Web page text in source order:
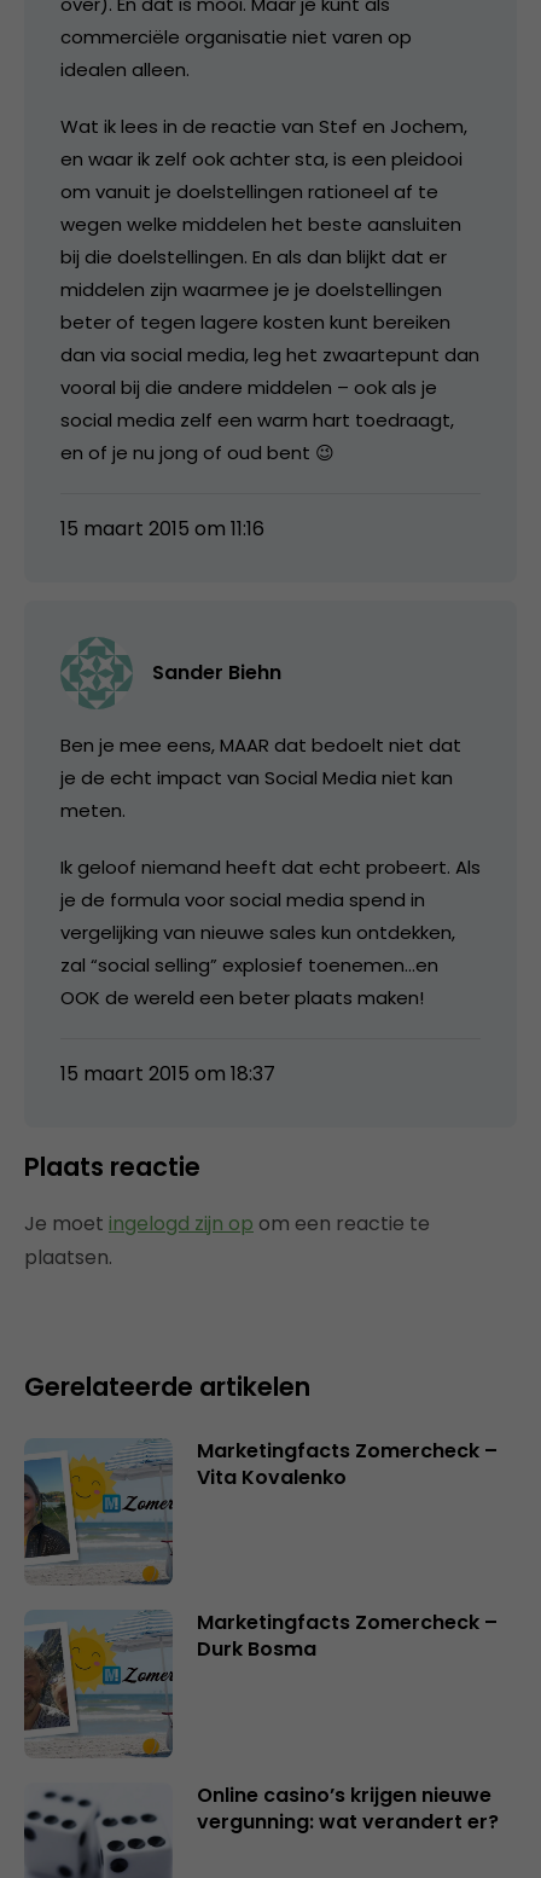
commerciële organisatie niet varen op
idealen alleen.
Wat ik lees in de reactie van Stef en Jochem,
en waar ik zelf ook achter sta, is een pleidooi
om vanuit je doelstellingen rationeel af te
wegen welke middelen het beste aansluiten
bij die doelstellingen. En als dan blijkt dat er
middelen zijn waarmee je je doelstellingen
beter of tegen lagere kosten kunt bereiken
dan via social media, leg het zwaartepunt dan
vooral bij die andere middelen – ook als je
social media zelf een warm hart toedraagt,
en of je nu jong of oud bent 😉
15 maart 2015 om 11:16
Sander Biehn
Ben je mee eens, MAAR dat bedoelt niet dat
je de echt impact van Social Media niet kan
meten.
Ik geloof niemand heeft dat echt probeert. Als
je de formula voor social media spend in
vergelijking van nieuwe sales kun ontdekken,
zal “social selling” explosief toenemen…en
OOK de wereld een beter plaats maken!
15 maart 2015 om 18:37
Plaats reactie
Je moet ingelogd zijn op om een reactie te
plaatsen.
Gerelateerde artikelen
Marketingfacts Zomercheck –
Vita Kovalenko
Marketingfacts Zomercheck –
Durk Bosma
Online casino’s krijgen nieuwe
vergunning: wat verandert er?